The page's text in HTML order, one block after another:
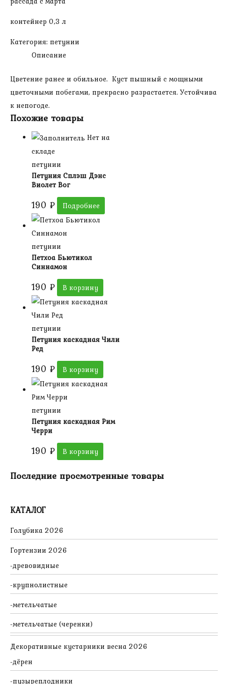
КАТАЛОГ
Голубика 2026
Гортензии 2026
древовидные
крупнолистные
метельчатые
метельчатые (черенки)
Декоративные кустарники весна 2026
дёрен
пузыреплодники
Блэк
контейнер 0,3 л
Категория: петунии
Описание
Цветение ранее и обильное. Куст пышный с мощными
цветочными побегами, прекрасно разрастается. Устойчива
к непогоде.
Похожие товары
Нет на
складе
петунии
Петуния Сплэш Дэнс
Виолет Вог
190 ₽ Подробнее
петунии
Петхоа Бьютикол
Синнамон
190 ₽ В корзину
петунии
Петуния каскадная Чили
Ред
190 ₽ В корзину
петунии
Петуния каскадная Рим
Черри
190 ₽ В корзину
Последние просмотренные товары